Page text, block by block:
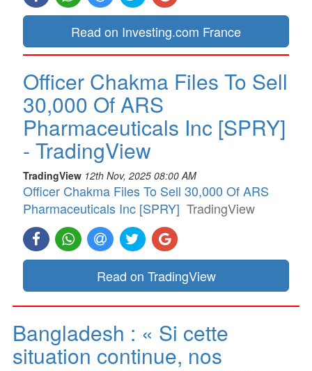
Read on Investing.com France
Officer Chakma Files To Sell
30,000 Of ARS
Pharmaceuticals Inc [SPRY]
- TradingView
TradingView 12th Nov, 2025 08:00 AM
Officer Chakma Files To Sell 30,000 Of ARS
Pharmaceuticals Inc [SPRY] TradingView
Read on TradingView
Bangladesh : « Si cette
situation continue, nos